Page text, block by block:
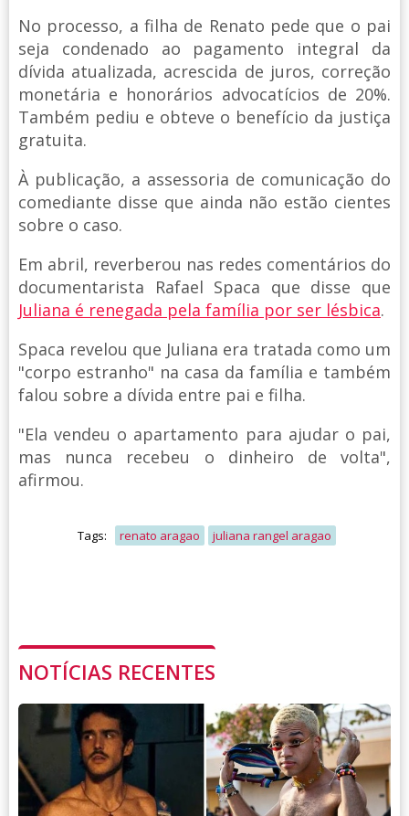
No processo, a filha de Renato pede que o pai
seja condenado ao pagamento integral da
dívida atualizada, acrescida de juros, correção
monetária e honorários advocatícios de 20%.
Também pediu e obteve o benefício da justiça
gratuita.
À publicação, a assessoria de comunicação do
comediante disse que ainda não estão cientes
sobre o caso.
Em abril, reverberou nas redes comentários do
documentarista Rafael Spaca que disse que
Juliana é renegada pela família por ser lésbica.
Spaca revelou que Juliana era tratada como um
"corpo estranho" na casa da família e também
falou sobre a dívida entre pai e filha.
"Ela vendeu o apartamento para ajudar o pai,
mas nunca recebeu o dinheiro de volta",
afirmou.
Tags: renato aragao juliana rangel aragao
NOTÍCIAS RECENTES